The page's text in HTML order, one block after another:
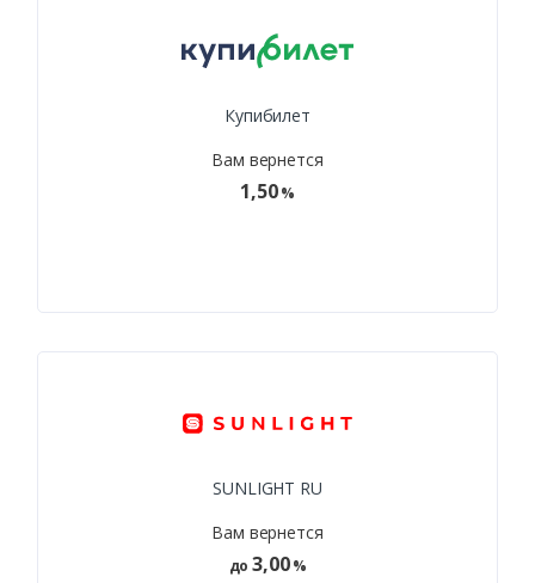
Купибилет
Вам вернется
1,50%
SUNLIGHT RU
Вам вернется
до3,00 %